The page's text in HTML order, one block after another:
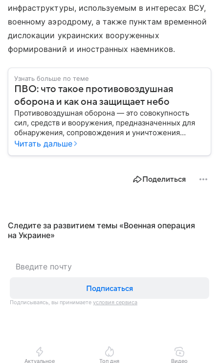
инфраструктуры, используемым в интересах ВСУ,
военному аэродрому, а также пунктам временной
дислокации украинских вооруженных
формирований и иностранных наемников.
Узнать больше по теме
ПВО: что такое противовоздушная
оборона и как она защищает небо
Противовоздушная оборона — это совокупность
сил, средств и вооружения, предназначенных для
обнаружения, сопровождения и уничтожения
средств воздушного нападения. Современные
Читать дальше
Поделиться
Следите за развитием темы «Военная операция
на Украине»
Подписаться
Подписываясь, вы принимаете условия сервиса
Актуальное Топ дня Видео